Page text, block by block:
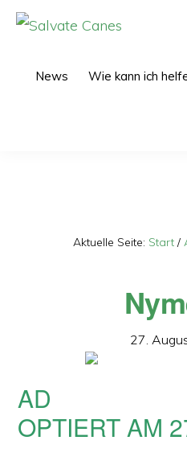
Zur
Zum
News Wie kann ich
Aktuelle Seite: Start /
27.
AD
OPTIERT AM